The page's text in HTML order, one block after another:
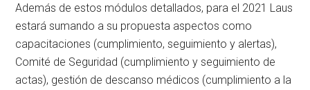
Además de estos módulos detallados, para el 2021 Laus
estará sumando a su propuesta aspectos como
capacitaciones (cumplimiento, seguimiento y alertas),
Comité de Seguridad (cumplimiento y seguimiento de
actas), gestión de descanso médicos (cumplimiento a la